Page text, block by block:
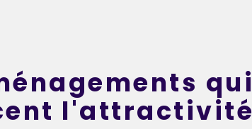
qui
l'attractivité